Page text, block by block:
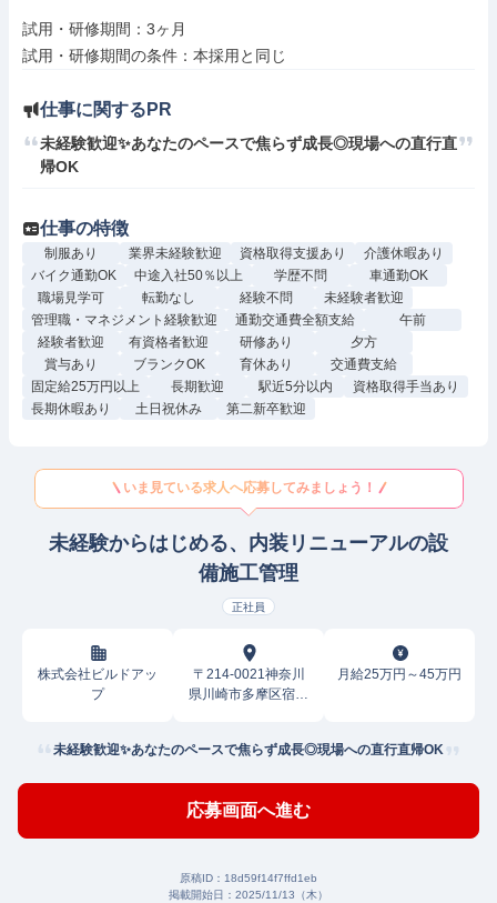
試用・研修期間：3ヶ月
仕事に関するPR
未経験歓迎✨あなたのペースで焦らず成長◎現場への直行直
帰OK
仕事の特徴
制服あり 業界未経験歓迎 資格取得支援あり
介護休暇あり
バイク通勤OK
中途入社50％以上 学歴不問
車通勤OK
職場見学可
転勤なし 経験不問
未経験者歓迎
管理職・マネジメント経験歓迎
通勤交通費全額支給
午前
経験者歓迎
有資格者歓迎 研修あり
夕方
賞与あり
ブランクOK 育休あり
交通費支給
固定給25万円以上
長期歓迎 駅近5分以内
資格取得手当あり
長期休暇あり
土日祝休み 第二新卒歓迎
いま見ている求人へ応募してみましょう！
未経験からはじめる、内装リニューアルの設
備施工管理
正社員
株式会社ビルドアッ
プ
〒214-0021神奈川
県川崎市多摩区宿河
月給25万円～45万円
未経験歓迎✨あなたのペースで焦らず成長◎現場への直行直帰OK
応募画面へ進む
原稿ID： 18d59f14f7ffd1eb
掲載開始日： 2025/11/13（木）